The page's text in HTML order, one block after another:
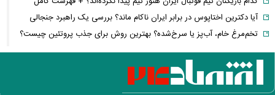
آیا دکترین اختاپوس در برابر ایران ناکام ماند؟ بررسی یک راهبرد جنجالی
تخم‌مرغ خام، آب‌پز یا سرخ‌شده؟ بهترین روش برای جذب پروتئین چیست؟
پشت پرده خودکفایی دارویی؛ چرا واردات همچنان حرف اول را می‌زند؟
حمله خلبانان ایرانی به پایگاه آمریکا بدون GPS
شرایط تغییر نام خانوادگی و شناسنامه اعلام شد+ مراحل، مدارک لازم و قوانین